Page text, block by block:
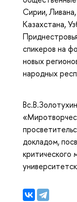
Сирии,
Казахстана,
спикеров на
новых
народных
докладом,
критического